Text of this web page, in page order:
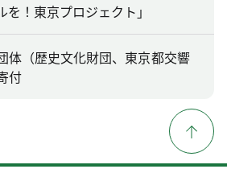
を！東京プロジェクト」
体（歴史文化財団、東京都交響
付